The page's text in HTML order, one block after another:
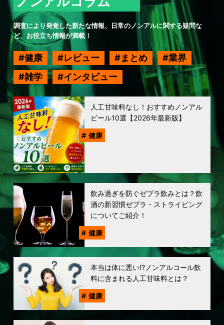
調査により発覚した新たな情報、日常のノンアルに関する疑問な
ど、お役立ち情報が満載！
健康 レビュー まとめ
業界
雑学
インタビュー
人工甘味料なし！おすすめノンアル
ビール10選【2026年最新版】
健康
飲み過ぎを防ぐゼブラ飲みとは？飲
酒の新習慣ゼブラ・ストライピング
についてご紹介！
健康
本当は体に悪い!?ノンアルコール飲
料に含まれる人工甘味料とは？
健康